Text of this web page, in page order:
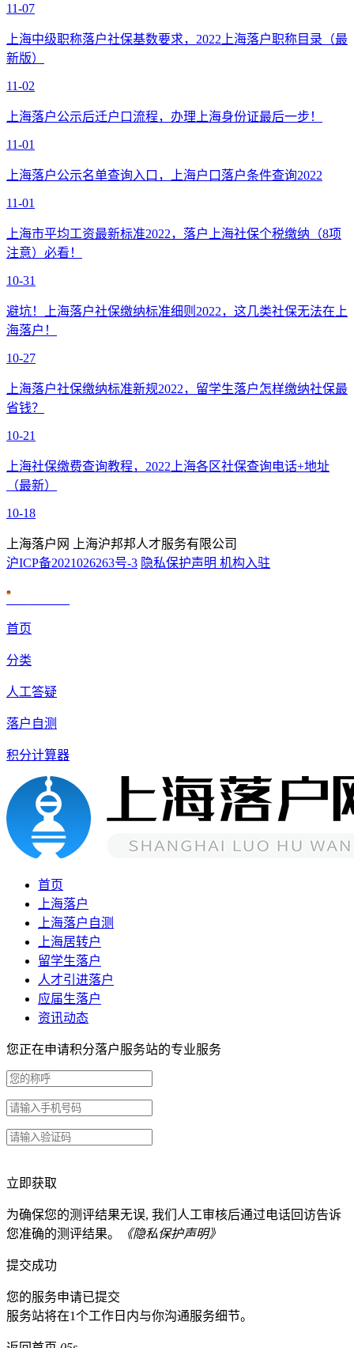
11-07
上海中级职称落户社保基数要求，2022上海落户职称目录（最
新版）
11-02
上海落户公示后迁户口流程，办理上海身份证最后一步！
11-01
上海落户公示名单查询入口，上海户口落户条件查询2022
11-01
上海市平均工资最新标准2022，落户上海社保个税缴纳（8项
注意）必看！
10-31
避坑！上海落户社保缴纳标准细则2022，这几类社保无法在上
海落户！
10-27
上海落户社保缴纳标准新规2022，留学生落户怎样缴纳社保最
省钱？
10-21
上海社保缴费查询教程，2022上海各区社保查询电话+地址
（最新）
10-18
上海落户网 上海沪邦邦人才服务有限公司
沪ICP备2021026263号-3 隐私保护声明 机构入驻
首页
分类
人工答疑
落户自测
积分计算器
首页
上海落户
上海落户自测
上海居转户
留学生落户
人才引进落户
应届生落户
资讯动态
您正在申请积分落户服务站的专业服务
立即获取
为确保您的测评结果无误, 我们人工审核后通过电话回访告诉
您准确的测评结果。
《隐私保护声明》
提交成功
您的服务申请已提交
服务站将在1个工作日内与你沟通服务细节。